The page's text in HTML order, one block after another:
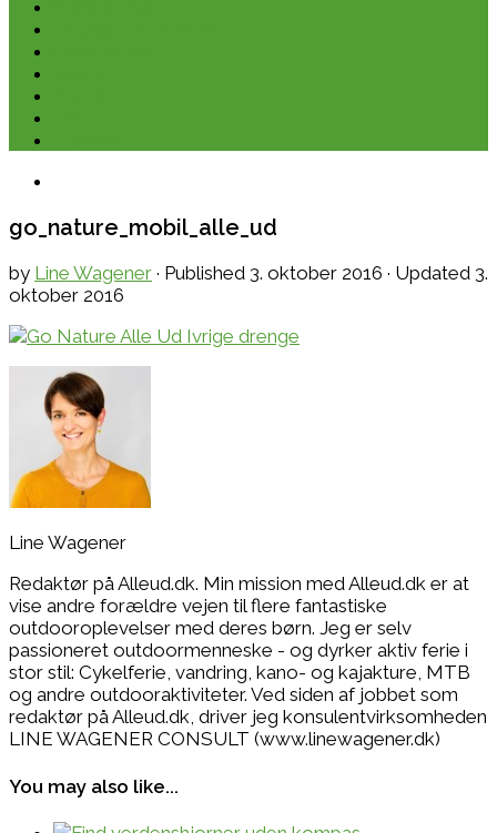
go_nature_mobil_alle_ud
by Line Wagener · Published 3. oktober 2016 · Updated 3.
oktober 2016
Line Wagener
Redaktør på Alleud.dk. Min mission med Alleud.dk er at
vise andre forældre vejen til flere fantastiske
outdooroplevelser med deres børn. Jeg er selv
passioneret outdoormenneske - og dyrker aktiv ferie i
stor stil: Cykelferie, vandring, kano- og kajakture, MTB
og andre outdooraktiviteter. Ved siden af jobbet som
redaktør på Alleud.dk, driver jeg konsulentvirksomheden
LINE WAGENER CONSULT (www.linewagener.dk)
You may also like...